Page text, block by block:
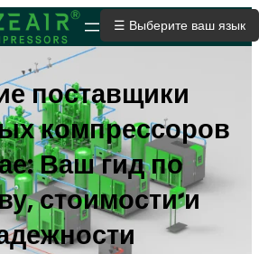
ОТПРАВИТЬ ЗАЯВКУ
☰ Выберите ваш язык
поставщики
компрессоров
Ваш гид по
стоимости и